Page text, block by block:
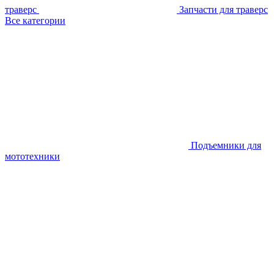
траверс
Запчасти для траверс
Все категории
Подъемники для
мототехники